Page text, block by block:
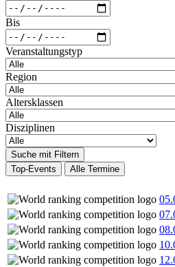
Bis
Veranstaltungstyp
Region
Altersklassen
Disziplinen
Suche mit Filtern
Top-Events
Alle Termine